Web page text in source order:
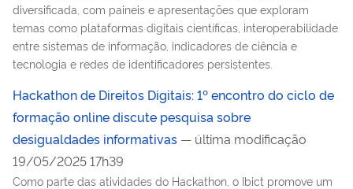
diversificada, com paineis e apresentações que exploram
temas como plataformas digitais científicas, interoperabilidade
entre sistemas de informação, indicadores de ciência e
tecnologia e redes de identificadores persistentes.
Hackathon de Direitos Digitais: 1º encontro do ciclo de
formação online discute pesquisa sobre
desigualdades informativas — última modificação
19/05/2025 17h39
Como parte das atividades do Hackathon, o Ibict promove um